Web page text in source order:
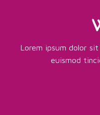
Lorem ipsum dolor
euismod